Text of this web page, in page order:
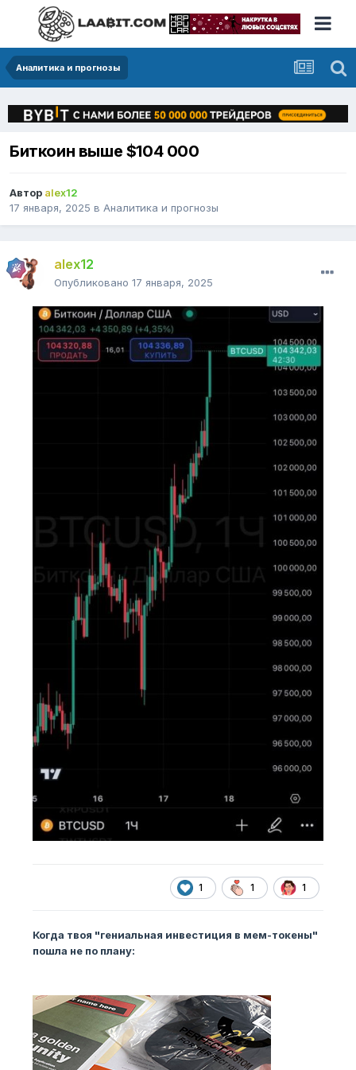
Аналитика и прогнозы
Биткоин выше $104 000
Автор alex12
17 января, 2025 в Аналитика и прогнозы
alex12
Опубликовано 17 января, 2025
1 1 1
Когда твоя "гениальная инвестиция в мем-токены"
пошла не по плану: